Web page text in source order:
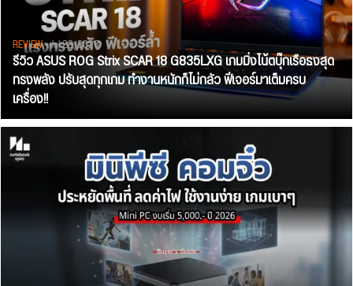
REVIEW• Jul 28, 2026
รีวิว ASUS ROG Strix SCAR 18 G835LXG เกมมิ่งโน้ตบุ๊กเรือธงสุด
ทรงพลัง ปรับสุดทุกเกม ทำงานหนักก็ไม่กลัว ฟีเจอร์มาเต็มครบ
เครื่อง!!